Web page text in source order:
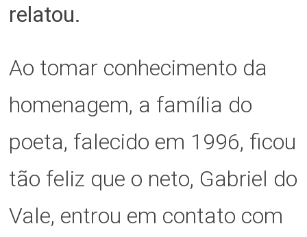
relatou.
Ao tomar conhecimento da
homenagem, a família do
poeta, falecido em 1996, ficou
tão feliz que o neto, Gabriel do
Vale, entrou em contato com